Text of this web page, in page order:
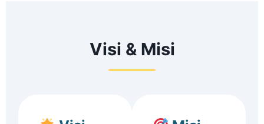
Visi & Misi